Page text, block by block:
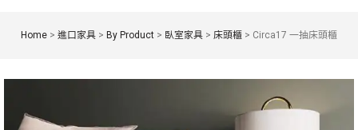
Home> 進口家具> By Product> 臥室家具> 床頭櫃> Circa17 一抽床頭櫃